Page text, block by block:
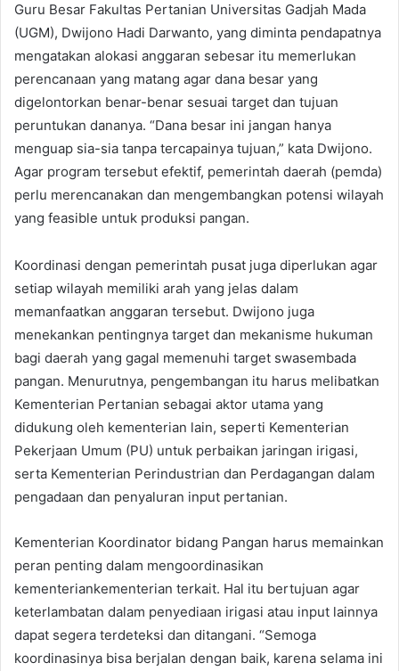
Guru Besar Fakultas Pertanian Universitas Gadjah Mada
(UGM), Dwijono Hadi Darwanto, yang diminta pendapatnya
mengatakan alokasi anggaran sebesar itu memerlukan
perencanaan yang matang agar dana besar yang
digelontorkan benar-benar sesuai target dan tujuan
peruntukan dananya. “Dana besar ini jangan hanya
menguap sia-sia tanpa tercapainya tujuan,” kata Dwijono.
Agar program tersebut efektif, pemerintah daerah (pemda)
perlu merencanakan dan mengembangkan potensi wilayah
yang feasible untuk produksi pangan.
Koordinasi dengan pemerintah pusat juga diperlukan agar
setiap wilayah memiliki arah yang jelas dalam
memanfaatkan anggaran tersebut. Dwijono juga
menekankan pentingnya target dan mekanisme hukuman
bagi daerah yang gagal memenuhi target swasembada
pangan. Menurutnya, pengembangan itu harus melibatkan
Kementerian Pertanian sebagai aktor utama yang
didukung oleh kementerian lain, seperti Kementerian
Pekerjaan Umum (PU) untuk perbaikan jaringan irigasi,
serta Kementerian Perindustrian dan Perdagangan dalam
pengadaan dan penyaluran input pertanian.
Kementerian Koordinator bidang Pangan harus memainkan
peran penting dalam mengoordinasikan
kementeriankementerian terkait. Hal itu bertujuan agar
keterlambatan dalam penyediaan irigasi atau input lainnya
dapat segera terdeteksi dan ditangani. “Semoga
koordinasinya bisa berjalan dengan baik, karena selama ini